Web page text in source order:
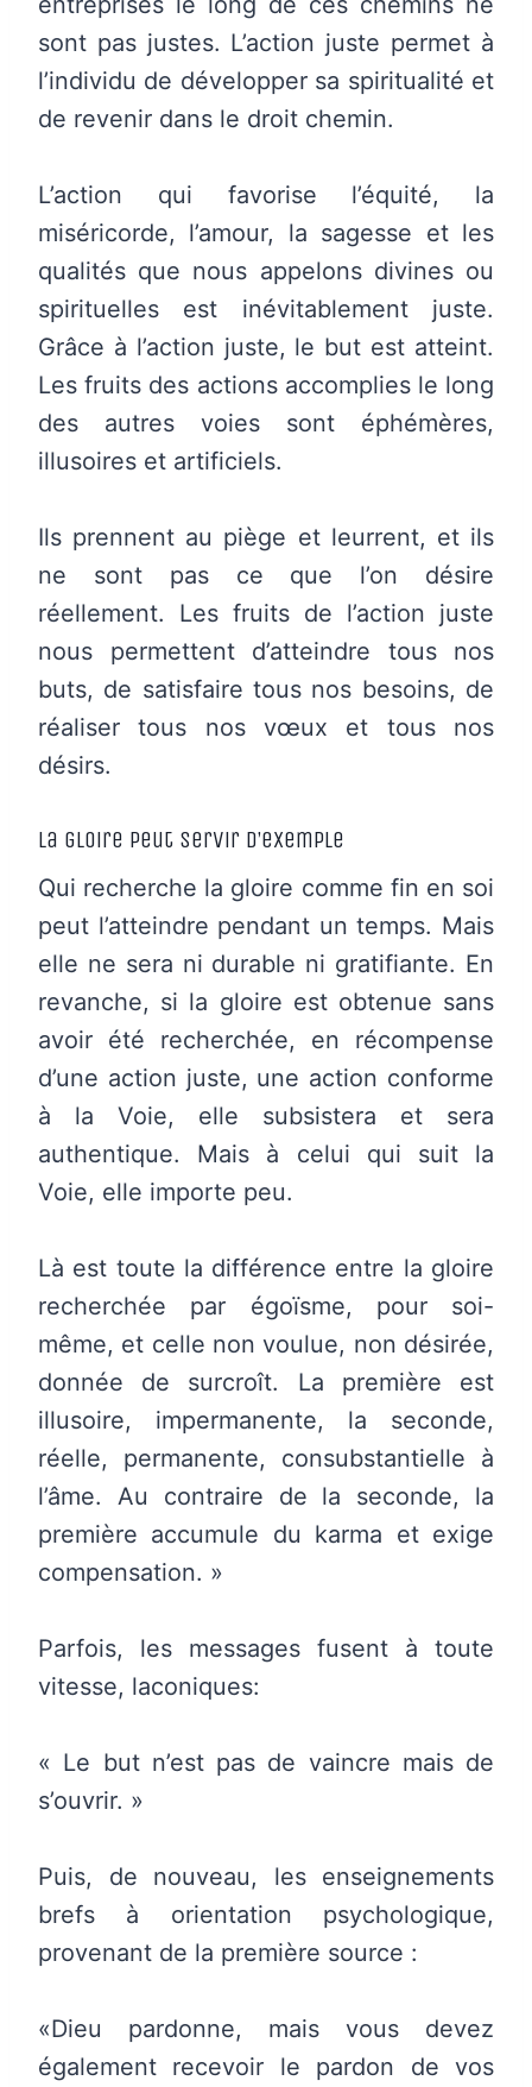
sont pas justes. L’action juste permet à
l’individu de développer sa spiritualité et
de revenir dans le droit chemin.
L’action qui favorise l’équité, la
miséricorde, l’amour, la sagesse et les
qualités que nous appelons divines ou
spirituelles est inévitablement juste.
Grâce à l’action juste, le but est atteint.
Les fruits des actions accomplies le long
des autres voies sont éphémères,
illusoires et artificiels.
Ils prennent au piège et leurrent, et ils
ne sont pas ce que l’on désire
réellement. Les fruits de l’action juste
nous permettent d’atteindre tous nos
buts, de satisfaire tous nos besoins, de
réaliser tous nos vœux et tous nos
désirs.
La gloire peut servir d’exemple
Qui recherche la gloire comme fin en soi
peut l’atteindre pendant un temps. Mais
elle ne sera ni durable ni gratifiante. En
revanche, si la gloire est obtenue sans
avoir été recherchée, en récompense
d’une action juste, une action conforme
à la Voie, elle subsistera et sera
authentique. Mais à celui qui suit la
Voie, elle importe peu.
Là est toute la différence entre la gloire
recherchée par égoïsme, pour soi-
même, et celle non voulue, non désirée,
donnée de surcroît. La première est
illusoire, impermanente, la seconde,
réelle, permanente, consubstantielle à
l’âme. Au contraire de la seconde, la
première accumule du karma et exige
compensation. »
Parfois, les messages fusent à toute
vitesse, laconiques:
« Le but n’est pas de vaincre mais de
s’ouvrir. »
Puis, de nouveau, les enseignements
brefs à orientation psychologique,
provenant de la première source :
«Dieu pardonne, mais vous devez
également recevoir le pardon de vos